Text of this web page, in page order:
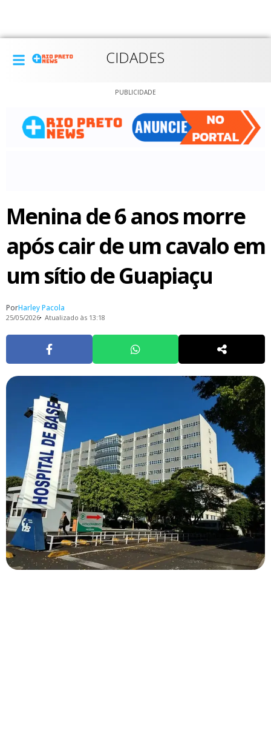
CIDADES
PUBLICIDADE
Menina de 6 anos morre
após cair de um cavalo em
um sítio de Guapiaçu
PorHarley Pacola
25/05/2026 Atualizado às 13:18